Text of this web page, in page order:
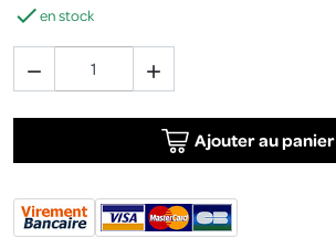
en stock
 
Ajouter au panier